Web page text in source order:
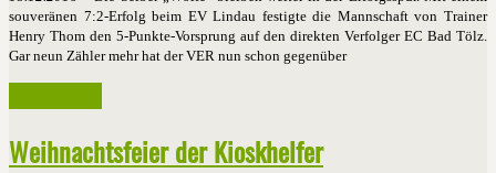
souveränen 7:2-Erfolg beim EV Lindau festigte die Mannschaft von Trainer
Henry Thom den 5-Punkte-Vorsprung auf den direkten Verfolger EC Bad Tölz.
Gar neun Zähler mehr hat der VER nun schon gegenüber
Weihnachtsfeier der Kioskhelfer